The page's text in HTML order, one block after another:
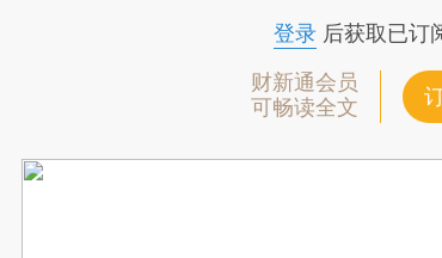
登录后获取已订
财新通会员
可畅读全文